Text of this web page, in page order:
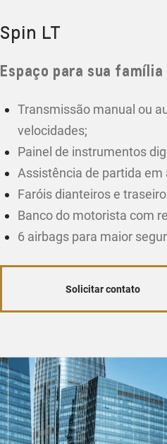
Spin LT
Espaço para sua família
Transmissão manual ou
velocidades;
Painel de instrumentos
Assistência de partida em
Faróis dianteiros e
Banco do motorista com
6 airbags para maior
Solicitar contato